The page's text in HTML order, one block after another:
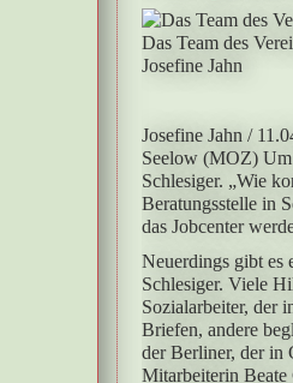
Das Team des
Josefine Jahn
Josefine Jahn /
Seelow (MOZ)
Schlesiger. „Wie
Beratungsstelle in
das Jobcenter
Neuerdings gibt es
Schlesiger. Viele
Sozialarbeiter, der
Briefen, andere
der Berliner, der in
Mitarbeiterin Beate